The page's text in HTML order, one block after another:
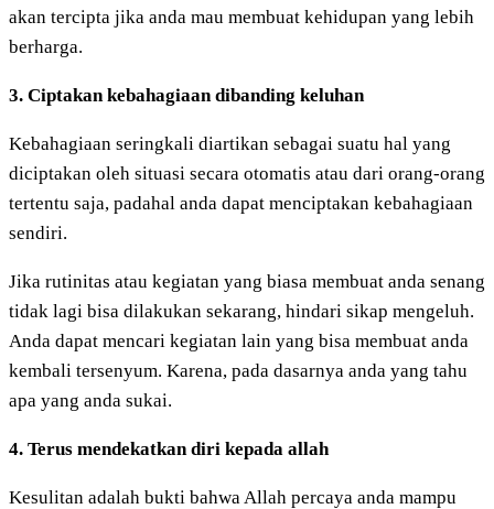
akan tercipta jika anda mau membuat kehidupan yang lebih
berharga.
3. Ciptakan kebahagiaan dibanding keluhan
Kebahagiaan seringkali diartikan sebagai suatu hal yang
diciptakan oleh situasi secara otomatis atau dari orang-orang
tertentu saja, padahal anda dapat menciptakan kebahagiaan
sendiri.
Jika rutinitas atau kegiatan yang biasa membuat anda senang
tidak lagi bisa dilakukan sekarang, hindari sikap mengeluh.
Anda dapat mencari kegiatan lain yang bisa membuat anda
kembali tersenyum. Karena, pada dasarnya anda yang tahu
apa yang anda sukai.
4. Terus mendekatkan diri kepada allah
Kesulitan adalah bukti bahwa Allah percaya anda mampu